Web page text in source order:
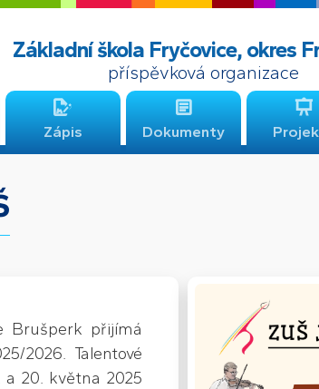
Základní škola Fryčovice, okres
příspěvková organizace
Zápis Dokumenty
Brušperk přijímá
2026. Talentové
a 20. května 2025